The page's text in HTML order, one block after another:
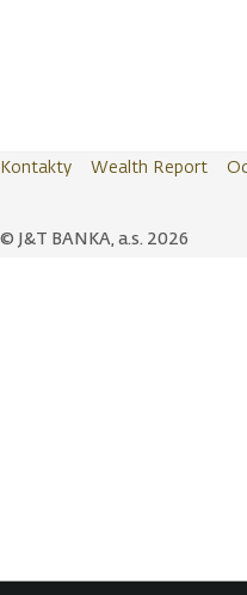
© J&T BANKA, a.s. 2026
Kontakty Wealth Report